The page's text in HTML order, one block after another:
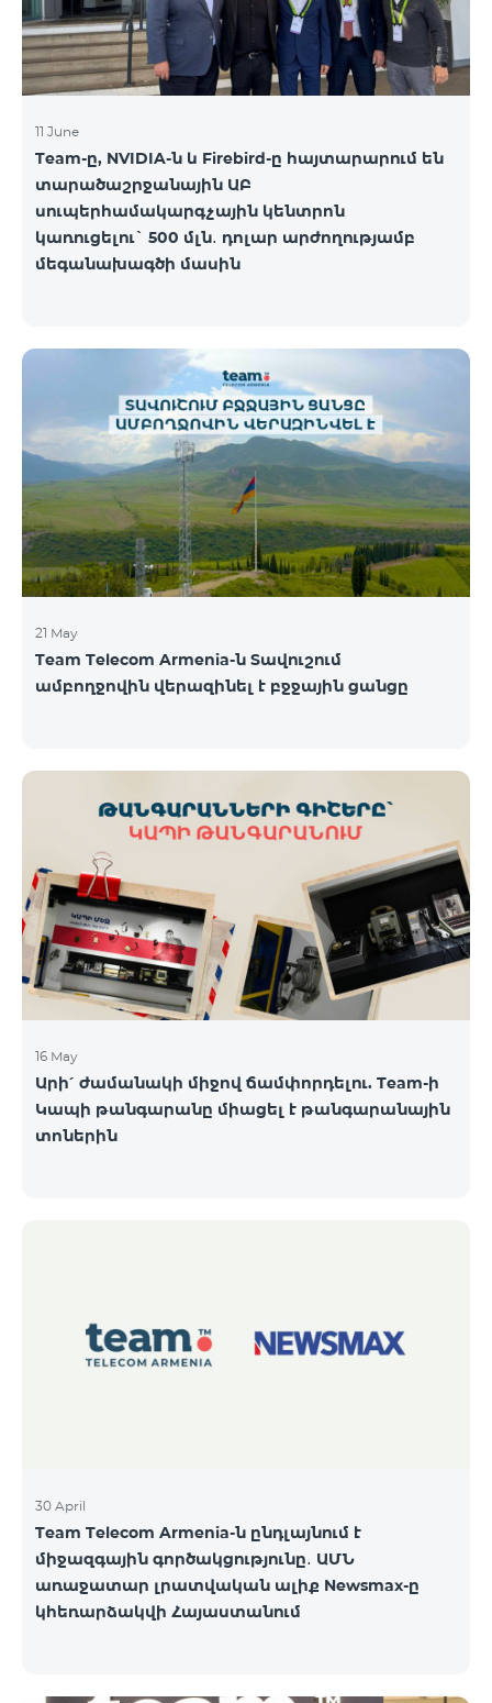
11 June
Team-ը, NVIDIA-ն և Firebird-ը հայտարարում են
տարածաշրջանային ԱԲ
սուպերհամակարգչային կենտրոն
կառուցելու` 500 մլն․ դոլար արժողությամբ
մեգանախագծի մասին
21 May
Team Telecom Armenia-ն Տավուշում
ամբողջովին վերազինել է բջջային ցանցը
16 May
Արի՛ ժամանակի միջով ճամփորդելու. Team-ի
Կապի թանգարանը միացել է թանգարանային
տոներին
30 April
Team Telecom Armenia-ն ընդլայնում է
միջազգային գործակցությունը․ ԱՄՆ
առաջատար լրատվական ալիք Newsmax-ը
կհեռարձակվի Հայաստանում